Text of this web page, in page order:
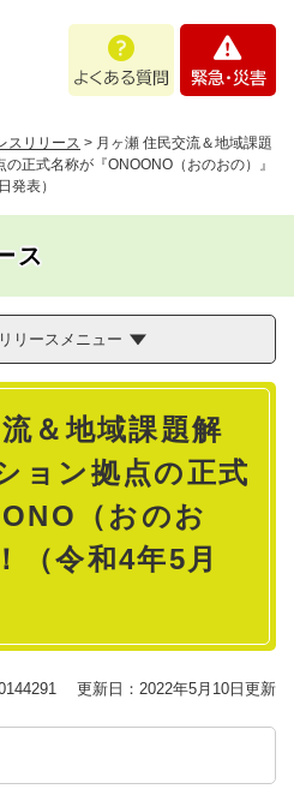
あ
問
・
スリリース > 月ヶ瀬 住民交流＆地域課題
正式名称が『ONOONO（おのおの）』
発表）
ス
リースメニュー
＆地域課題解
ョン拠点の正式
（おのお
（令和4年5月
更新日：2022年5月10日更新